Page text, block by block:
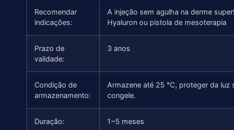
Recomendar
indicações:
A injeção sem agulha na derme
Hyaluron ou pistola de mesoterapia
Prazo de
validade:
3 anos
Condição de
armazenamento:
Armazene até 25 ℃, proteger da luz
congele.
Duração: 1~5 meses